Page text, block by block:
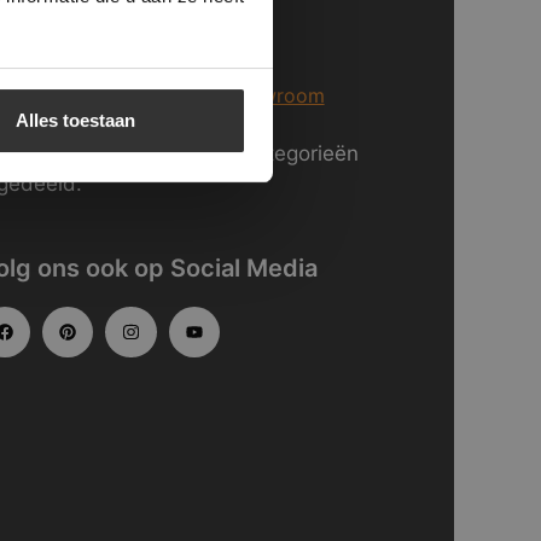
Alles toestaan
informatie overonze showroom
hieronze website in categorieën
ons ook op Social Media